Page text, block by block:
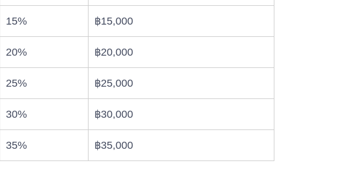
15% ฿15,000
20% ฿20,000
25% ฿25,000
30% ฿30,000
35% ฿35,000